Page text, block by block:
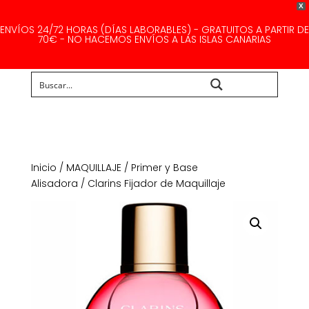
X
ENVÍOS 24/72 HORAS (DÍAS LABORABLES) - GRATUITOS A PARTIR DE
70€ - NO HACEMOS ENVÍOS A LAS ISLAS CANARIAS
Inicio / MAQUILLAJE/ Primer y Base
Alisadora / Clarins Fijador de Maquillaje